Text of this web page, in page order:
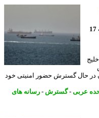
حال گسترش حضور امنیتی خود
- گسترش-رسانه های